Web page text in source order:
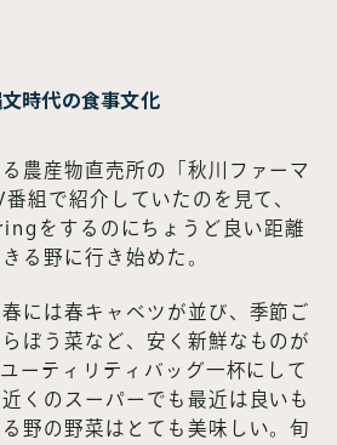
時代の食事文化
農産物直売所の「秋川ファーマ
組で紹介していたのを見て、
をするのにちょうど良い距離
る野に行き始めた。
には春キャベツが並び、季節ご
ぼう菜など、安く新鮮なものが
ーティリティバッグ一杯にして
くのスーパーでも最近は良いも
野の野菜はとても美味しい。旬